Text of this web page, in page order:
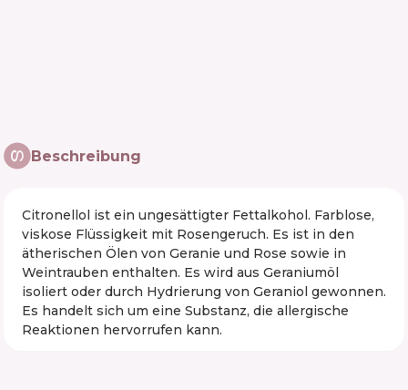
Beschreibung
Citronellol ist ein ungesättigter Fettalkohol. Farblose,
viskose Flüssigkeit mit Rosengeruch. Es ist in den
ätherischen Ölen von Geranie und Rose sowie in
Weintrauben enthalten. Es wird aus Geraniumöl
isoliert oder durch Hydrierung von Geraniol gewonnen.
Es handelt sich um eine Substanz, die allergische
Reaktionen hervorrufen kann.